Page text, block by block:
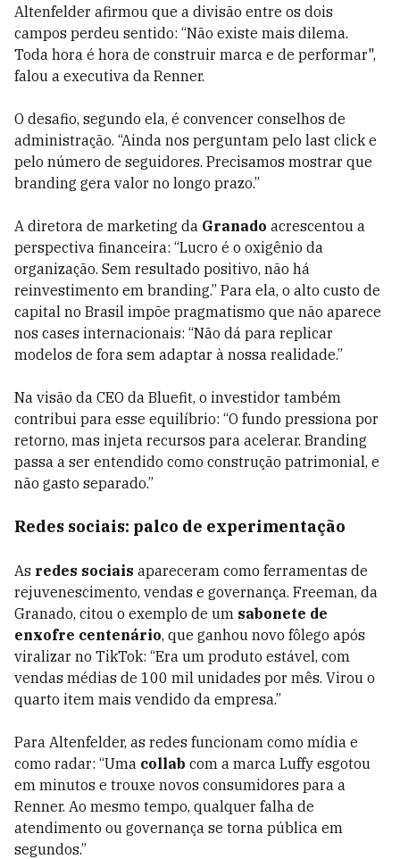
Altenfelder afirmou que a divisão entre os dois
campos perdeu sentido: “Não existe mais dilema.
Toda hora é hora de construir marca e de performar",
falou a executiva da Renner.
O desafio, segundo ela, é convencer conselhos de
administração. “Ainda nos perguntam pelo last click e
pelo número de seguidores. Precisamos mostrar que
branding gera valor no longo prazo.”
A diretora de marketing da Granado acrescentou a
perspectiva financeira: “Lucro é o oxigênio da
organização. Sem resultado positivo, não há
reinvestimento em branding.” Para ela, o alto custo de
capital no Brasil impõe pragmatismo que não aparece
nos cases internacionais: “Não dá para replicar
modelos de fora sem adaptar à nossa realidade.”
Na visão da CEO da Bluefit, o investidor também
contribui para esse equilíbrio: “O fundo pressiona por
retorno, mas injeta recursos para acelerar. Branding
passa a ser entendido como construção patrimonial, e
não gasto separado.”
Redes sociais: palco de experimentação
As redes sociais apareceram como ferramentas de
rejuvenescimento, vendas e governança. Freeman, da
Granado, citou o exemplo de um sabonete de
enxofre centenário, que ganhou novo fôlego após
viralizar no TikTok: “Era um produto estável, com
vendas médias de 100 mil unidades por mês. Virou o
quarto item mais vendido da empresa.”
Para Altenfelder, as redes funcionam como mídia e
como radar: “Uma collab com a marca Luffy esgotou
em minutos e trouxe novos consumidores para a
Renner. Ao mesmo tempo, qualquer falha de
atendimento ou governança se torna pública em
segundos.”